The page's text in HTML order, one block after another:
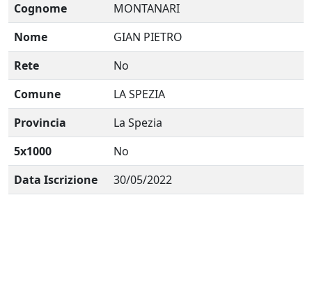
Cognome
MONTANARI
Nome
GIAN PIETRO
Rete
No
Comune
LA SPEZIA
Provincia
La Spezia
5x1000
No
Data Iscrizione
30/05/2022